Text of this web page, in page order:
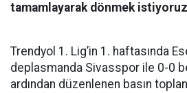
tamamlayarak dönmek
Trendyol 1. Lig’in 1. haftasında
deplasmanda Sivasspor ile 0-0
ardından düzenlenen basın